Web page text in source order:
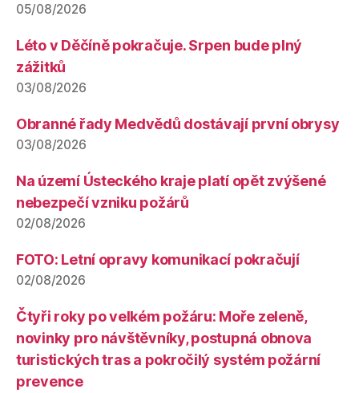
05/08/2026
Léto v Děčíně pokračuje. Srpen bude plný
zážitků
03/08/2026
Obranné řady Medvědů dostávají první obrysy
03/08/2026
Na území Ústeckého kraje platí opět zvýšené
nebezpečí vzniku požárů
02/08/2026
FOTO: Letní opravy komunikací pokračují
02/08/2026
Čtyři roky po velkém požáru: Moře zeleně,
novinky pro návštěvníky, postupná obnova
turistických tras a pokročilý systém požární
prevence